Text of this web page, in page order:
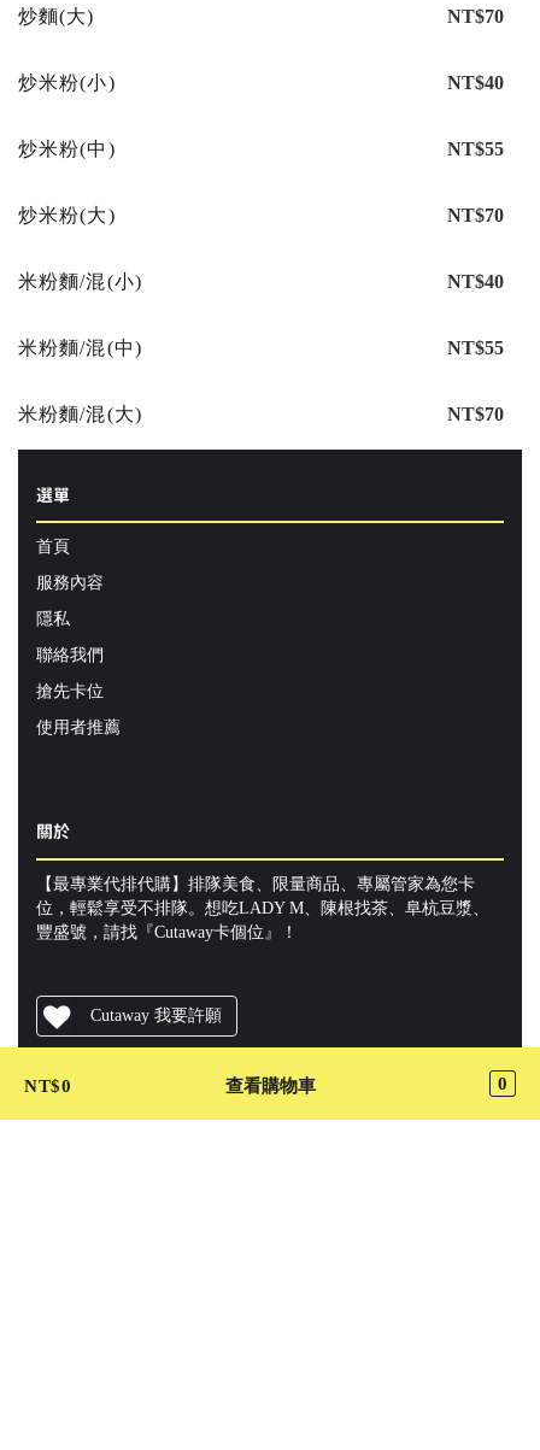
炒麵(大) NT$70
炒米粉(小) NT$40
炒米粉(中) NT$55
炒米粉(大) NT$70
米粉麵/混(小) NT$40
米粉麵/混(中) NT$55
米粉麵/混(大) NT$70
選單
首頁
服務內容
隱私
聯絡我們
搶先卡位
使用者推薦
關於
【最專業代排代購】排隊美食、限量商品、專屬管家為您卡
位，輕鬆享受不排隊。想吃LADY M、陳根找茶、阜杭豆漿、
豐盛號，請找『Cutaway卡個位』！
Cutaway 我要許願
NT$0 查看購物車 0